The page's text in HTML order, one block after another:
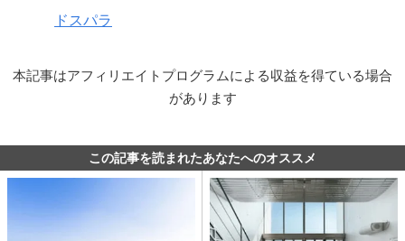
ドスパラ
本記事はアフィリエイトプログラムによる収益を得ている場合
があります
この記事を読まれたあなたへのオススメ